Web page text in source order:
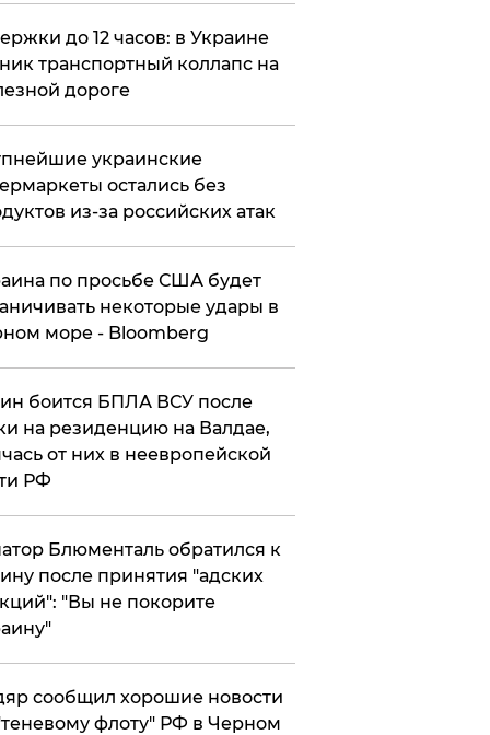
до 12 часов: в Украине
транспортный коллапс на
дороге
украинские
остались без
из-за российских атак
по просьбе США будет
некоторые удары в
море - Bloomberg
боится БПЛА ВСУ после
на резиденцию на Валдае,
от них в неевропейской
РФ
Блюменталь обратился к
после принятия "адских
"Вы не покорите
сообщил хорошие новости
флоту" РФ в Черном